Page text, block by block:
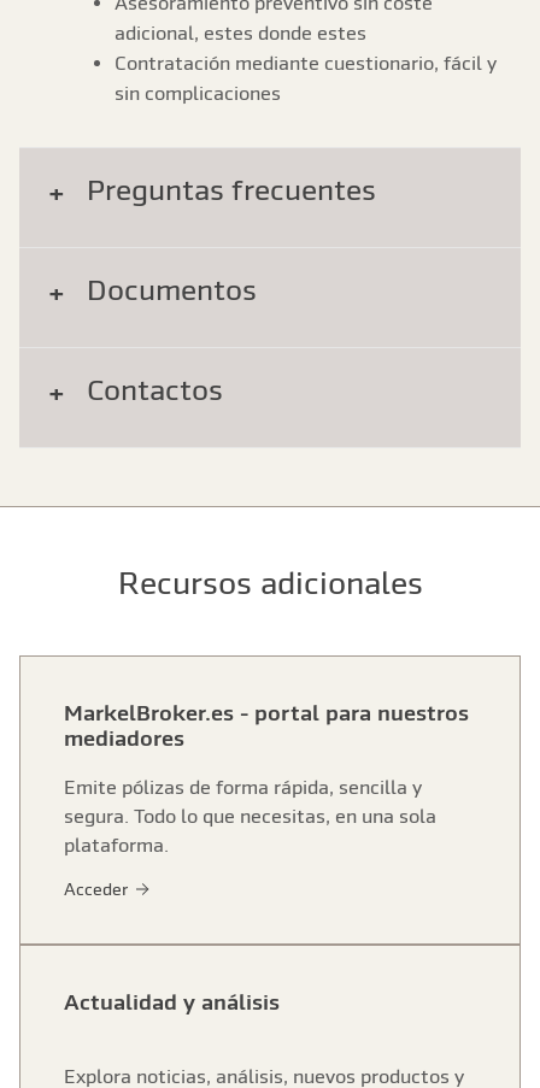
adicional, estes donde estes
Contratación mediante cuestionario, fácil y
sin complicaciones
Preguntas frecuentes
Documentos
Contactos
Recursos adicionales
MarkelBroker.es - portal para nuestros
mediadores
Emite pólizas de forma rápida, sencilla y
segura. Todo lo que necesitas, en una sola
plataforma.
Acceder
Actualidad y análisis
Explora noticias, análisis, nuevos productos y